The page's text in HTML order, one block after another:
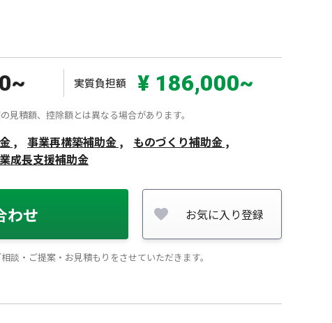
実質負担額 ¥ 186,000~
積額、控除額とは異なる場合があります。
, 事業再構築補助金 ,
ものづくり補助金 ,
成長支援補助金
わせ お気に入り登録
談・ご提案・お見積もりをさせていただきます。